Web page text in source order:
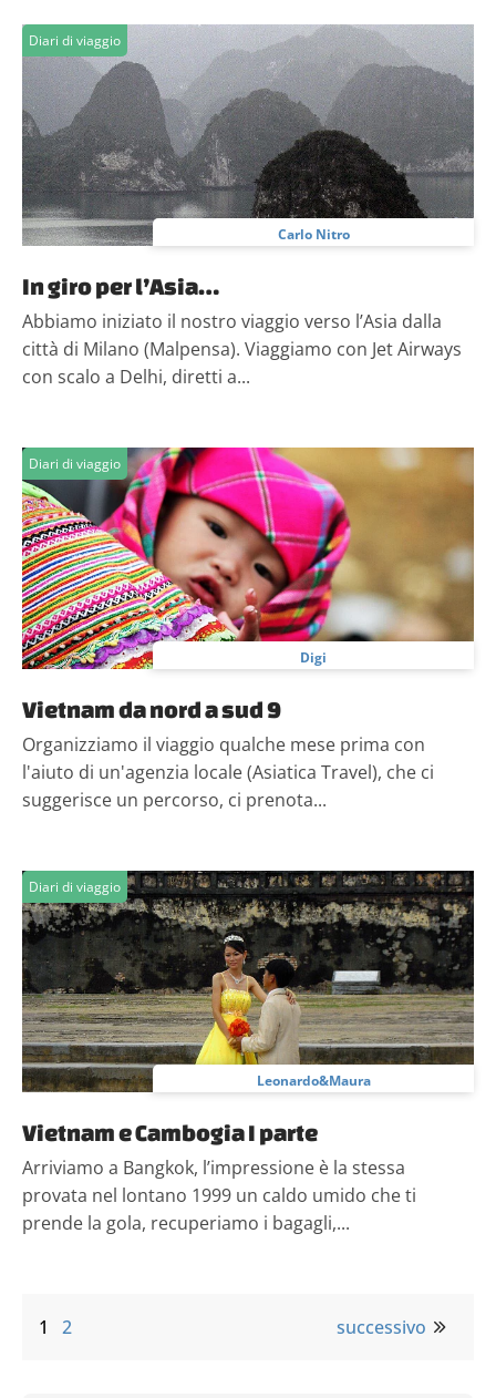
Diari di viaggio
Carlo Nitro
In giro per l’Asia…
Abbiamo iniziato il nostro viaggio verso l’Asia dalla
città di Milano (Malpensa). Viaggiamo con Jet Airways
con scalo a Delhi, diretti a...
Diari di viaggio
Digi
Vietnam da nord a sud 9
Organizziamo il viaggio qualche mese prima con
l'aiuto di un'agenzia locale (Asiatica Travel), che ci
suggerisce un percorso, ci prenota...
Diari di viaggio
Leonardo&Maura
Vietnam e Cambogia I parte
Arriviamo a Bangkok, l’impressione è la stessa
provata nel lontano 1999 un caldo umido che ti
prende la gola, recuperiamo i bagagli,...
1 2 successivo